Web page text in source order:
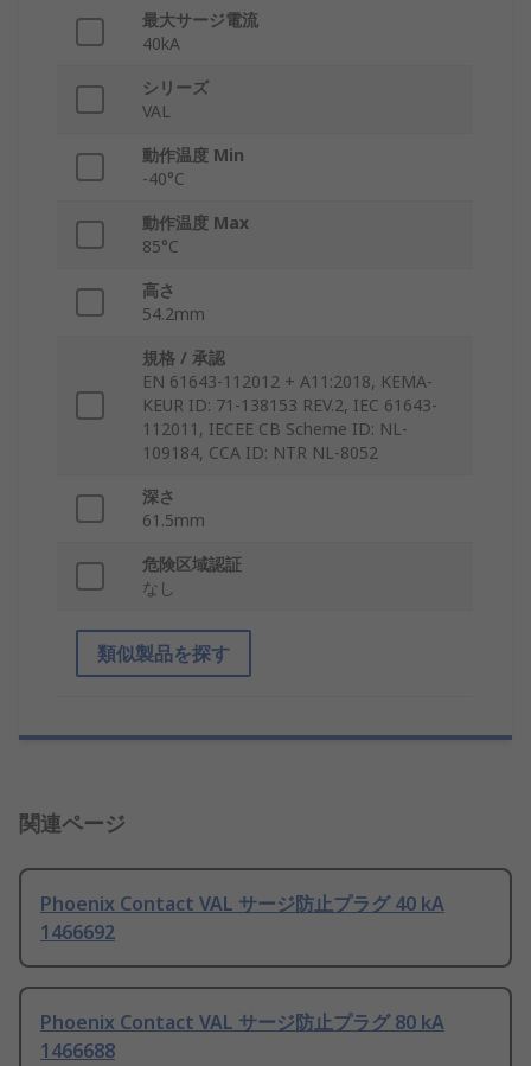
最大サージ電流
40kA
シリーズ
VAL
動作温度 Min
-40°C
動作温度 Max
85°C
高さ
54.2mm
規格 / 承認
EN 61643-112012 + A11:2018, KEMA-
KEUR ID: 71-138153 REV.2, IEC 61643-
112011, IECEE CB Scheme ID: NL-
109184, CCA ID: NTR NL-8052
深さ
61.5mm
危険区域認証
なし
類似製品を探す
関連ページ
Phoenix Contact VAL サージ防止プラグ 40 kA
1466692
Phoenix Contact VAL サージ防止プラグ 80 kA
1466688